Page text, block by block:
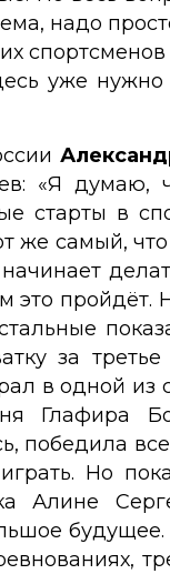
надо
уже
«Я думаю,
старты в
же самый,
это пройдёт.
за
в одной из
Глафира
победила
Но пока
Алине